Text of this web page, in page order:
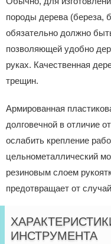
породы дерева (береза,
обязательно должно
позволяющей удобно
руках. Качественная
трещин.
Армированная
долговечной в отличие
ослабить крепление
цельнометаллический
резиновым слоем
предотвращает от
ИНСТРУМЕНТА